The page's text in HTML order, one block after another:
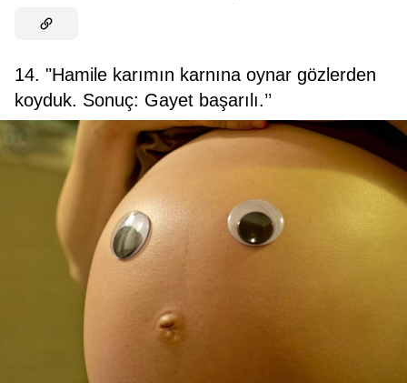
14. "Hamile karımın karnına oynar gözlerden
koyduk. Sonuç: Gayet başarılı.’’